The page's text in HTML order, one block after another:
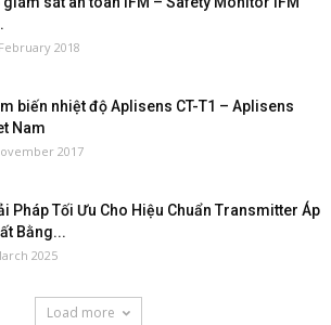
2018
biến nhiệt độ Aplisens CT-T1 – Aplisens
Nam
2017
Pháp Tối Ưu Cho Hiệu Chuẩn Transmitter Áp
Bằng...
2025
Load more